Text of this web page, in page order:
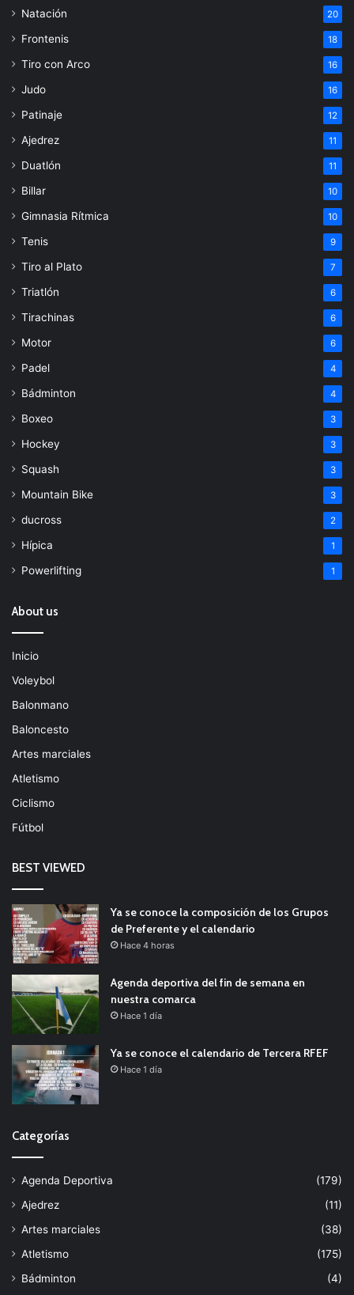
Natación 20
Frontenis 18
Tiro con Arco 16
Judo 16
Patinaje 12
Ajedrez 11
Duatlón 11
Billar 10
Gimnasia Rítmica 10
Tenis 9
Tiro al Plato 7
Triatlón 6
Tirachinas 6
Motor 6
Padel 4
Bádminton 4
Boxeo 3
Hockey 3
Squash 3
Mountain Bike 3
ducross 2
Hípica 1
Powerlifting 1
About us
Inicio
Voleybol
Balonmano
Baloncesto
Artes marciales
Atletismo
Ciclismo
Fútbol
BEST VIEWED
Ya se conoce la composición de los Grupos
de Preferente y el calendario
Hace 4 horas
Agenda deportiva del fin de semana en
nuestra comarca
Hace 1 día
Ya se conoce el calendario de Tercera RFEF
Hace 1 día
Categorías
Agenda Deportiva
(179)
Ajedrez
(11)
Artes marciales
(38)
Atletismo
(175)
Bádminton
(4)